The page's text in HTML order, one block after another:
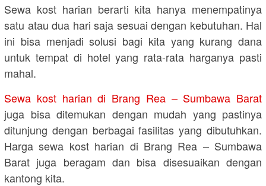
Sewa kost harian berarti kita hanya menempatinya
satu atau dua hari saja sesuai dengan kebutuhan. Hal
ini bisa menjadi solusi bagi kita yang kurang dana
untuk tempat di hotel yang rata-rata harganya pasti
mahal.
Sewa kost harian di Brang Rea – Sumbawa Barat
juga bisa ditemukan dengan mudah yang pastinya
ditunjung dengan berbagai fasilitas yang dibutuhkan.
Harga sewa kost harian di Brang Rea – Sumbawa
Barat juga beragam dan bisa disesuaikan dengan
kantong kita.